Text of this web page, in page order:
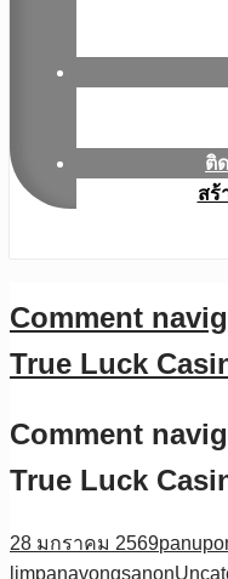
ติ
สร้
Comment
True Luck
Comment
True Luck
28 มกราคม 2569
limpanavongsanon